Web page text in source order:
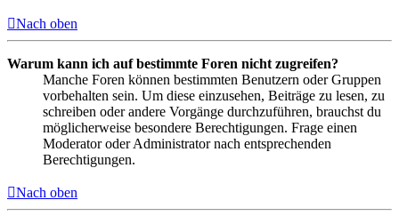
Nach oben
Warum kann ich auf bestimmte Foren nicht zugreifen?
Manche Foren können bestimmten Benutzern oder Gruppen
vorbehalten sein. Um diese einzusehen, Beiträge zu lesen, zu
schreiben oder andere Vorgänge durchzuführen, brauchst du
möglicherweise besondere Berechtigungen. Frage einen
Moderator oder Administrator nach entsprechenden
Berechtigungen.
Nach oben